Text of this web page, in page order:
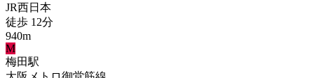
JR西日本
徒歩 12分
940m
M
梅田駅